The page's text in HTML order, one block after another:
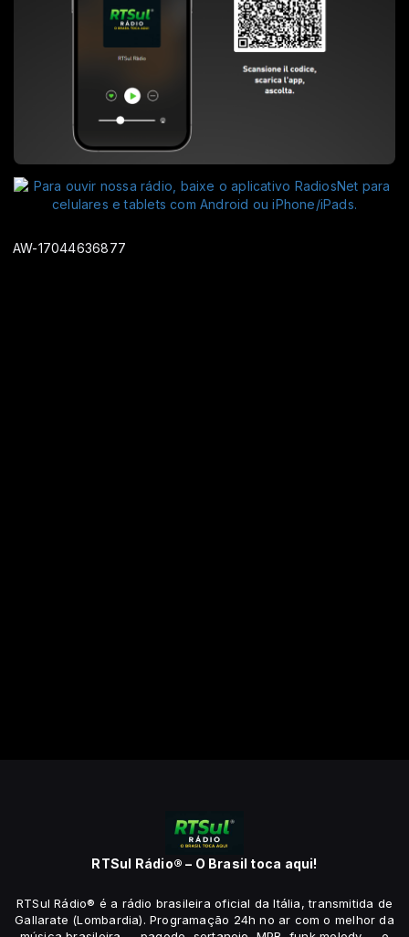
AW-17044636877
RTSul Rádio® – O Brasil toca aqui!
RTSul Rádio® é a rádio brasileira oficial da Itália, transmitida de
Gallarate (Lombardia). Programação 24h no ar com o melhor da